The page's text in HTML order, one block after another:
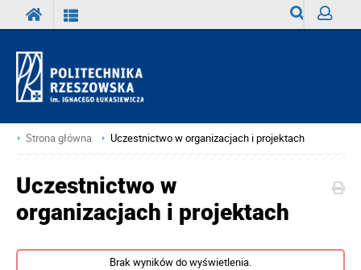
Strona główna Uczestnictwo w organizacjach i projektach
Uczestnictwo w
organizacjach i projektach
Brak wyników do wyświetlenia.